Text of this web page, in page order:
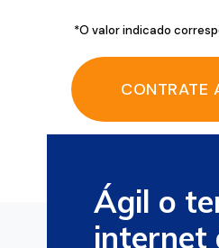
*O valor indicado
CONTRATE
Ágil o
internet